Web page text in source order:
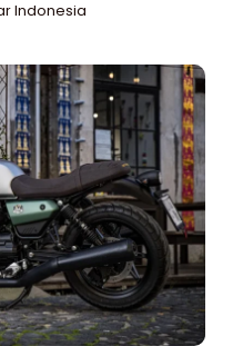
Indonesia